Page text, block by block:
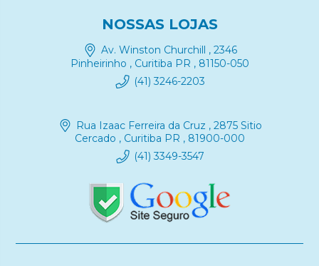
NOSSAS LOJAS
Av. Winston Churchill , 2346
Pinheirinho , Curitiba PR , 81150-050
(41) 3246-2203
Rua Izaac Ferreira da Cruz , 2875 Sitio
Cercado , Curitiba PR , 81900-000
(41) 3349-3547